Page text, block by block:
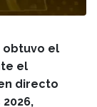
obtuvo el
el
directo